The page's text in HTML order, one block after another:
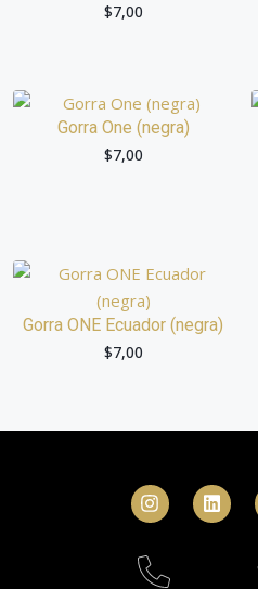
$7,00
Gorra One (negra)
$7,00
Gorra ONE Ecuador (negra)
$7,00